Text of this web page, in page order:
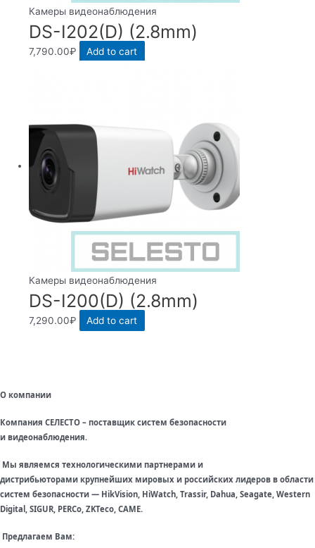
Камеры видеонаблюдения
DS-I202(D) (2.8mm)
7,790.00₽ Add to cart
Камеры видеонаблюдения
DS-I200(D) (2.8mm)
7,290.00₽ Add to cart
О компании
Компания СЕЛЕСТО – поставщик систем безопасности
и видеонаблюдения.
Мы являемся технологическими партнерами и
дистрибьюторами крупнейших мировых и российских лидеров в области
систем безопасности — HikVision, HiWatch, Trassir, Dahua, Seagate, Western
Digital, SIGUR, PERCo, ZKTeco, CAME.
Предлагаем Вам: